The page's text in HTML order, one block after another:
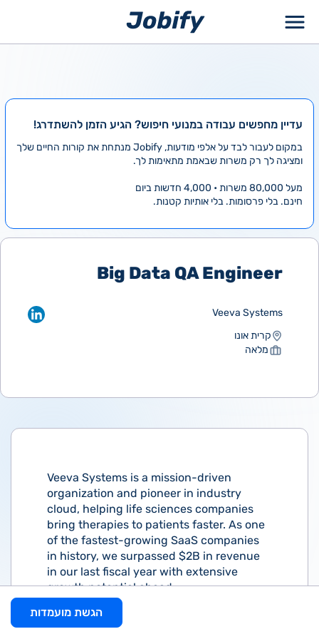
עדיין מחפשים עבודה במנועי חיפוש? הגיע הזמן להשתדרג!
במקום לעבור לבד על אלפי מודעות, Jobify מנתחת את קורות החיים שלך
ומציגה לך רק משרות שבאמת מתאימות לך.
מעל 80,000 משרות • 4,000 חדשות ביום
חינם. בלי פרסומות. בלי אותיות קטנות.
Big Data QA Engineer
Veeva Systems
קרית אונו
מלאה
Veeva Systems is a mission-driven
organization and pioneer in industry
cloud, helping life sciences companies
bring therapies to patients faster. As one
of the fastest-growing SaaS companies
in history, we surpassed $2B in revenue
in our last fiscal year with extensive
growth potential ahead.
At the heart of Veeva are our values: Do
הגשת מועמדות